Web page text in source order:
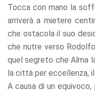
Tocca con mano la
arriverà a mietere
che ostacola il suo
che nutre verso
quel segreto che Alma
la città per eccellenza,
A causa di un